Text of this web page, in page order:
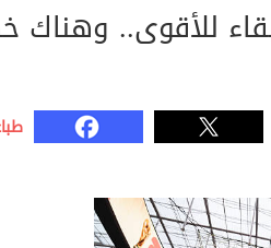
للأقوى.. وهناك